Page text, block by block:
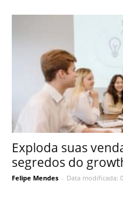
Exploda suas
segredos do
Felipe Mendes - Data modificada: